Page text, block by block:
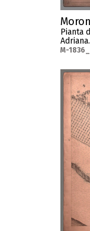
Pianta
Adriana.
M-